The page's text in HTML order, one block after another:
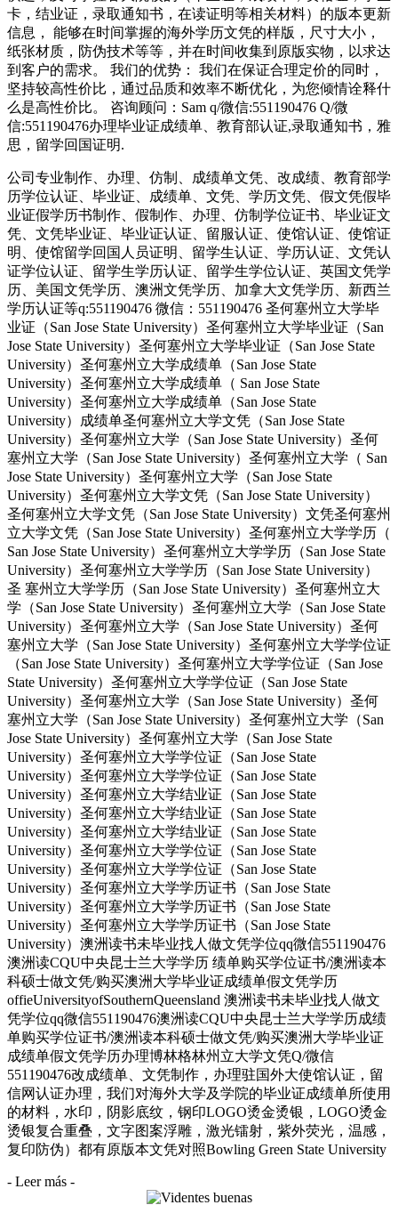
卡，结业证，录取通知书，在读证明等相关材料）的版本更新
信息， 能够在时间掌握的海外学历文凭的样版，尺寸大小，
纸张材质，防伪技术等等，并在时间收集到原版实物，以求达
到客户的需求。 我们的优势： 我们在保证合理定价的同时，
坚持较高性价比，通过品质和效率不断优化，为您倾情诠释什
么是高性价比。 咨询顾问：Sam q/微信:551190476 Q/微
信:551190476办理毕业证成绩单、教育部认证,录取通知书，雅
思，留学回国证明.
公司专业制作、办理、仿制、成绩单文凭、改成绩、教育部学
历学位认证、毕业证、成绩单、文凭、学历文凭、假文凭假毕
业证假学历书制作、假制作、办理、仿制学位证书、毕业证文
凭、文凭毕业证、毕业证认证、留服认证、使馆认证、使馆证
明、使馆留学回国人员证明、留学生认证、学历认证、文凭认
证学位认证、留学生学历认证、留学生学位认证、英国文凭学
历、美国文凭学历、澳洲文凭学历、加拿大文凭学历、新西兰
学历认证等q:551190476 微信：551190476 圣何塞州立大学毕
业证（San Jose State University）圣何塞州立大学毕业证（San
Jose State University）圣何塞州立大学毕业证（San Jose State
University）圣何塞州立大学成绩单（San Jose State
University）圣何塞州立大学成绩单（ San Jose State
University）圣何塞州立大学成绩单（San Jose State
University）成绩单圣何塞州立大学文凭（San Jose State
University）圣何塞州立大学（San Jose State University）圣何
塞州立大学（San Jose State University）圣何塞州立大学（ San
Jose State University）圣何塞州立大学（San Jose State
University）圣何塞州立大学文凭（San Jose State University）
圣何塞州立大学文凭（San Jose State University）文凭圣何塞州
立大学文凭（San Jose State University）圣何塞州立大学学历（
San Jose State University）圣何塞州立大学学历（San Jose State
University）圣何塞州立大学学历（San Jose State University）
圣 塞州立大学学历（San Jose State University）圣何塞州立大
学（San Jose State University）圣何塞州立大学（San Jose State
University）圣何塞州立大学（San Jose State University）圣何
塞州立大学（San Jose State University）圣何塞州立大学学位证
（San Jose State University）圣何塞州立大学学位证（San Jose
State University）圣何塞州立大学学位证（San Jose State
University）圣何塞州立大学（San Jose State University）圣何
塞州立大学（San Jose State University）圣何塞州立大学（San
Jose State University）圣何塞州立大学（San Jose State
University）圣何塞州立大学学位证（San Jose State
University）圣何塞州立大学学位证（San Jose State
University）圣何塞州立大学结业证（San Jose State
University）圣何塞州立大学结业证（San Jose State
University）圣何塞州立大学结业证（San Jose State
University）圣何塞州立大学学位证（San Jose State
University）圣何塞州立大学学位证（San Jose State
University）圣何塞州立大学学历证书（San Jose State
University）圣何塞州立大学学历证书（San Jose State
University）圣何塞州立大学学历证书（San Jose State
University）澳洲读书未毕业找人做文凭学位qq微信551190476
澳洲读CQU中央昆士兰大学学历 绩单购买学位证书/澳洲读本
科硕士做文凭/购买澳洲大学毕业证成绩单假文凭学历
offieUniversityofSouthernQueensland 澳洲读书未毕业找人做文
凭学位qq微信551190476澳洲读CQU中央昆士兰大学学历成绩
单购买学位证书/澳洲读本科硕士做文凭/购买澳洲大学毕业证
成绩单假文凭学历办理博林格林州立大学文凭Q/微信
551190476改成绩单、文凭制作，办理驻国外大使馆认证，留
信网认证办理，我们对海外大学及学院的毕业证成绩单所使用
的材料，水印，阴影底纹，钢印LOGO烫金烫银，LOGO烫金
烫银复合重叠，文字图案浮雕，激光镭射，紫外荧光，温感，
复印防伪）都有原版本文凭对照Bowling Green State University
- Leer más -